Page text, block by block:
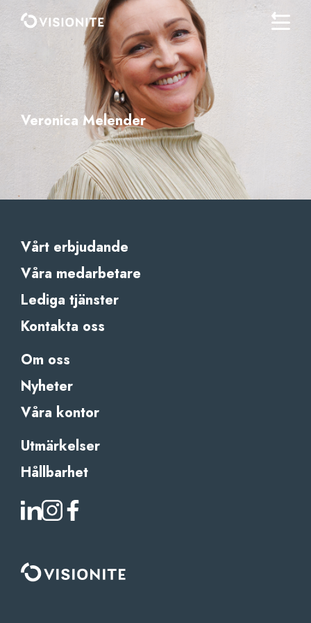
Veronica Melender
Vårt erbjudande
Våra medarbetare
Lediga tjänster
Kontakta oss
Om oss
Nyheter
Våra kontor
Utmärkelser
Hållbarhet